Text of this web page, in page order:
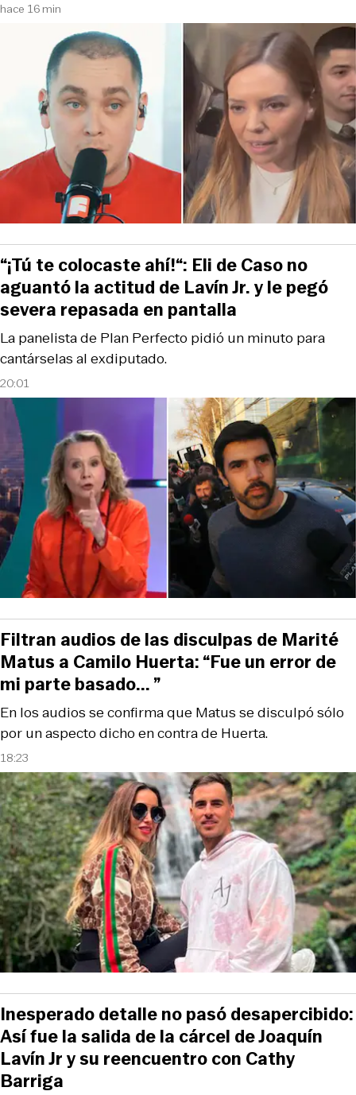
hace 16 min
20:01
La panelista de Plan Perfecto pidió un minuto para
cantárselas al exdiputado.
“¡Tú te colocaste ahí!“: Eli de Caso no
aguantó la actitud de Lavín Jr. y le pegó
severa repasada en pantalla
18:23
En los audios se confirma que Matus se disculpó sólo
por un aspecto dicho en contra de Huerta.
Filtran audios de las disculpas de Marité
Matus a Camilo Huerta: “Fue un error de
mi parte basado... ”
Inesperado detalle no pasó desapercibido:
Así fue la salida de la cárcel de Joaquín
Lavín Jr y su reencuentro con Cathy
Barriga